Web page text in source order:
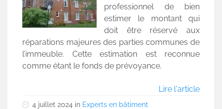
professionnel de bien
estimer le montant qui
doit être réservé aux
réparations majeures des parties communes de
l’immeuble. Cette estimation est reconnue
comme étant le fonds de prévoyance.
Lire l'article
4 juillet 2024 in Experts en bâtiment